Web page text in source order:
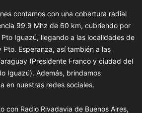
contamos con una cobertura radial
99.9 Mhz de 60 km, cubriendo por
Iguazú, llegando a las localidades de
Esperanza, así también a las
(Presidente Franco y ciudad del
Iguazú). Además, brindamos
en nuestras redes sociales.
con Radio Rivadavia de Buenos Aires,